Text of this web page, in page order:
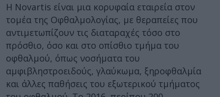
Η Novartis είναι μια κορυφαία εταιρεία στον
τομέα της Οφθαλμολογίας, με θεραπείες που
αντιμετωπίζουν τις διαταραχές τόσο στο
πρόσθιο, όσο και στο οπίσθιο τμήμα του
οφθαλμού, όπως νοσήματα του
αμφιβληστροειδούς, γλαύκωμα, ξηροφθαλμία
και άλλες παθήσεις του εξωτερικού τμήματος